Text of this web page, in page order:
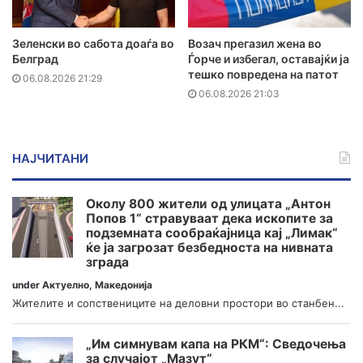
Зеленски во сабота доаѓа во
Белград
06.08.2026 21:29
Возач прегазил жена во
Ѓорче и избегал, оставајќи ја
тешко повредена на патот
06.08.2026 21:03
НАЈЧИТАНИ
Околу 800 жители од улицата „Антон
Попов 1“ стравуваат дека ископите за
подземната сообраќајница кај „Лимак“
ќе ја загрозат безбедноста на нивната
зграда
under Актуелно, Македонија
Жителите и сопствениците на деловни простори во станбен...
„Им симнувам капа на РКМ“: Сведочења
за случајот „Мазут“